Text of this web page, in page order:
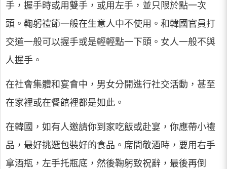
手，握手時或用雙手，或用左手，並只限於點一次
頭。鞠躬禮節一般在生意人中不使用。和韓國官員打
交道一般可以握手或是輕輕點一下頭。女人一般不與
人握手。
在社會集體和宴會中，男女分開進行社交活動，甚至
在家裡或在餐館裡都是如此。
在韓國，如有人邀請你到家吃飯或赴宴，你應帶小禮
品，最好挑選包裝好的食品。席間敬酒時，要用右手
拿酒瓶，左手托瓶底，然後鞠躬致祝辭，最後再倒